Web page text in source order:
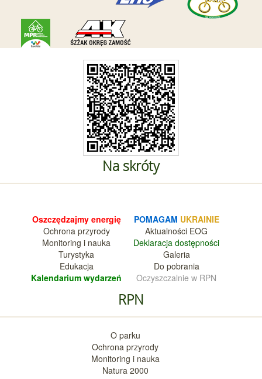
Na skróty
Oszczędzajmy energię
Ochrona przyrody
Monitoring i nauka
Turystyka
Edukacja
Kalendarium wydarzeń
POMAGAM UKRAINIE
Aktualności EOG
Deklaracja dostępności
Galeria
Do pobrania
Oczyszczalnie w RPN
RPN
O parku
Ochrona przyrody
Monitoring i nauka
Natura 2000